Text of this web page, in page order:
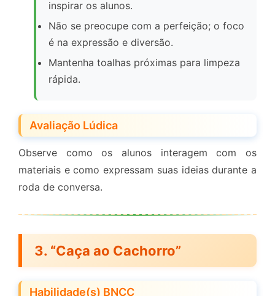
inspirar os alunos.
Não se preocupe com a perfeição; o foco
é na expressão e diversão.
Mantenha toalhas próximas para limpeza
rápida.
Avaliação Lúdica
Observe como os alunos interagem com os
materiais e como expressam suas ideias durante a
roda de conversa.
3. “Caça ao Cachorro”
Habilidade(s) BNCC